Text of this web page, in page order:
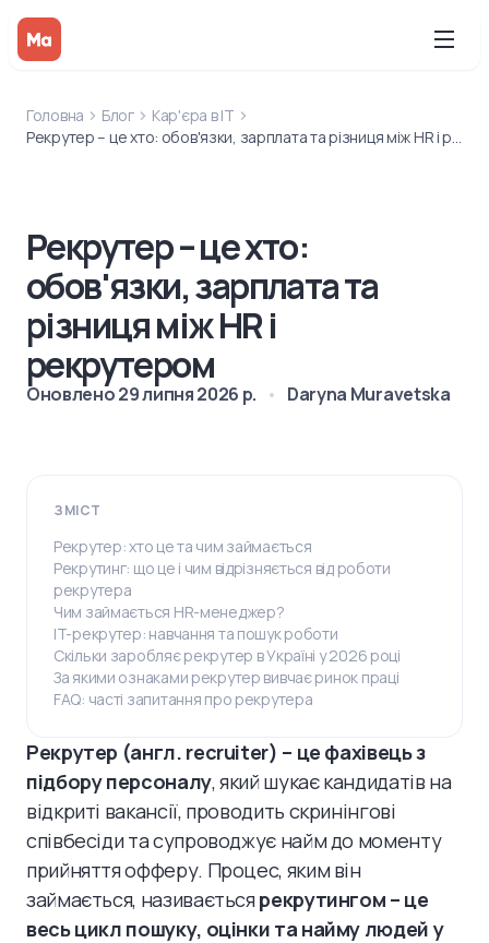
Головна Блог
Кар'єра в IT
Рекрутер – це хто: обов'язки, зарплата та різниця між HR і рекрутером
Рекрутер – це хто:
обов'язки, зарплата та
різниця між HR і
рекрутером
Оновлено29 липня 2026 р. Daryna Muravetska
ЗМІСТ
Рекрутер: хто це та чим займається
Рекрутинг: що це і чим відрізняється від роботи
рекрутера
Чим займається HR-менеджер?
IT-рекрутер: навчання та пошук роботи
Скільки заробляє рекрутер в Україні у 2026 році
За якими ознаками рекрутер вивчає ринок праці
FAQ: часті запитання про рекрутера
Рекрутер (англ. recruiter) – це фахівець з
підбору персоналу, який шукає кандидатів на
відкриті вакансії, проводить скринінгові
співбесіди та супроводжує найм до моменту
прийняття офферу. Процес, яким він
займається, називаєтьсярекрутингом – це
весь цикл пошуку, оцінки та найму людей у